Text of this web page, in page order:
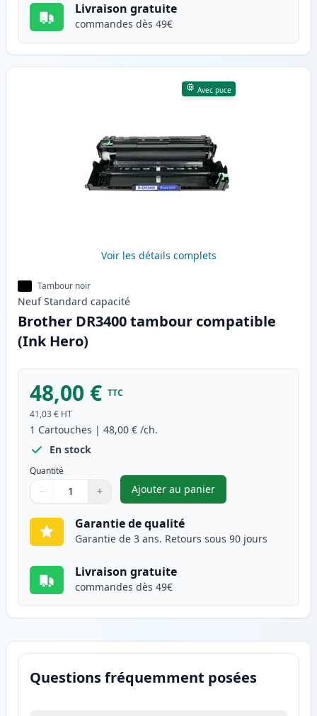
Livraison gratuite
commandes dès 49€
Avec puce
Voir les détails complets
Tambour noir
Neuf Standard capacité
Brother DR3400 tambour compatible
(Ink Hero)
48,00 € TTC
41,03 € HT
1 Cartouches | 48,00 € /ch.
En stock
Quantité
Quantité
Utilisez les boutons pour ajuster
− +
Quantité
Ajouter au panier
,Brother DR3400 tambour
Garantie de qualité
Garantie de 3 ans. Retours sous 90 jours
Livraison gratuite
commandes dès 49€
Questions fréquemment posées